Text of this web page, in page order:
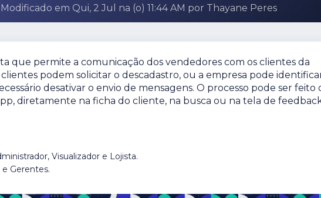
em Qui, 2 Jul na (o) 11:44 AM por Thayane Peres
que permite a comunicação dos vendedores com os clientes da
clientes podem solicitar o descadastro, ou a empresa pode
desativar o envio de mensagens. O processo pode ser feito
diretamente na ficha do cliente, na busca ou na tela de
Visualizador e Lojista.
Gerentes.